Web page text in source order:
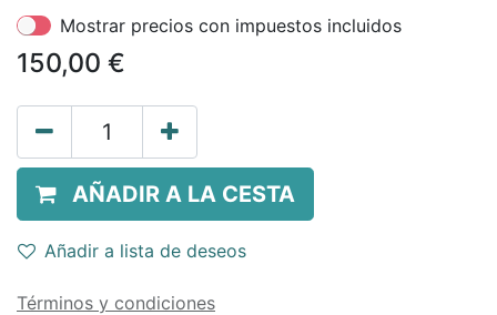
Mostrar precios con impuestos incluidos
150,00 €
AÑADIR A LA CESTA
Añadir a lista de deseos
Términos y condiciones